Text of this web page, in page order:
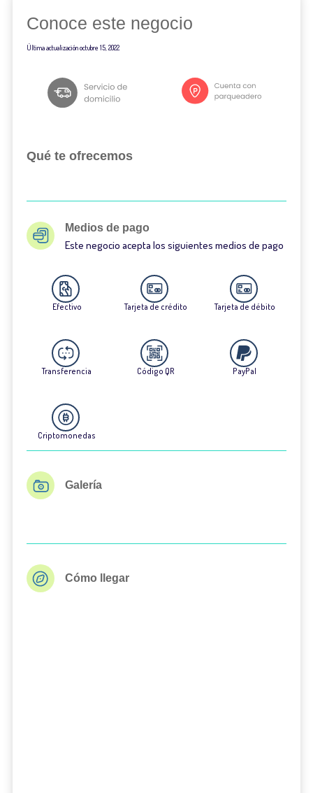
Conoce este negocio
Última actualizaciónoctubre 15, 2022
Qué te ofrecemos
Medios de pago
Este negocio acepta los siguientes medios de pago
Efectivo Tarjeta de crédito Tarjeta de débito
Transferencia Código QR PayPal
Criptomonedas
Galería
Cómo llegar